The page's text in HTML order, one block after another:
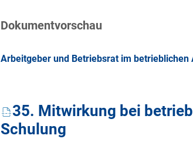
Dokumentvorschau
Arbeitgeber und Betriebsrat im betrieblichen
35. Mitwirkung bei
Schulung